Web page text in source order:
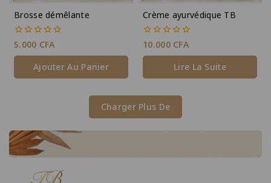
Brosse démêlante
0
5
5.000 CFA
Ajouter Au Panier
Crème ayurvédique TB
0
5
10.000 CFA
Lire La Suite
Charger Plus De